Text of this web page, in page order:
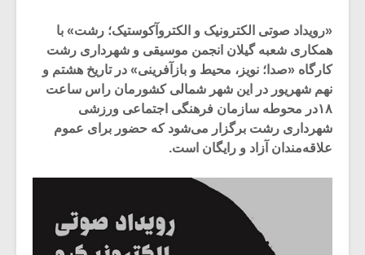
«رویداد صوتی الکترونیک و الکتروآکوستیک؛ رشت» با
همکاری شعبه گیلان انجمن موسیقی و شهرداری رشت
کارگاه «صدا؛ نویز، محیط و بازآفرینی» در تاریخ هشتم و
نهم شهریور در این شهر شمالی کشورمان راس ساعت
۱۸در محوطه‌ سازمان فرهنگی اجتماعی ورزشی
شهرداری رشت برگزار می‌شود که حضور برای عموم
علاقه‌مندان آزاد و رایگان است.